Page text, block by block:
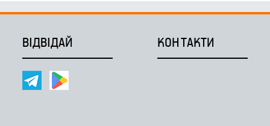
ВІДВІДАЙ КОНТАКТИ